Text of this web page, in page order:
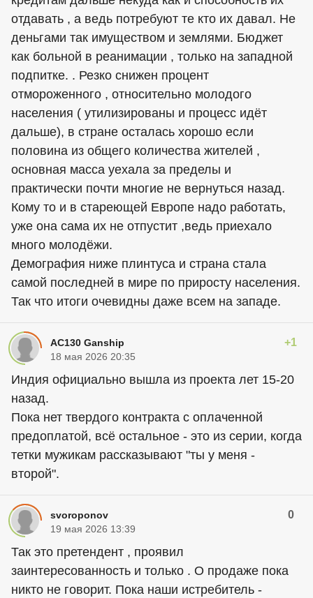
отдавать , а ведь потребуют те кто их давал. Не
деньгами так имуществом и землями. Бюджет
как больной в реанимации , только на западной
подпитке. . Резко снижен процент
отмороженного , относительно молодого
населения ( утилизированы и процесс идёт
дальше), в стране осталась хорошо если
половина из общего количества жителей ,
основная масса уехала за пределы и
практически почти многие не вернуться назад.
Кому то и в стареющей Европе надо работать,
уже она сама их не отпустит ,ведь приехало
много молодёжи.
Демография ниже плинтуса и страна стала
самой последней в мире по приросту населения.
Так что итоги очевидны даже всем на западе.
AC130 Ganship +1
18 мая 2026 20:35
Индия официально вышла из проекта лет 15-20
назад.
Пока нет твердого контракта с оплаченной
предоплатой, всё остальное - это из серии, когда
тетки мужикам рассказывают "ты у меня -
второй".
svoroponov 0
19 мая 2026 13:39
Так это претендент , проявил
заинтересованность и только . О продаже пока
никто не говорит. Пока наши истребитель -